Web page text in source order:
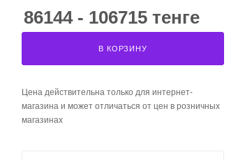
86144 - 106715 тенге
В КОРЗИНУ
Цена действительна только для интернет-
магазина и может отличаться от цен в розничных
магазинах